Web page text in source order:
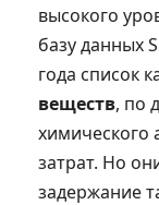
высокого
базу данных
года список
веществ, по
химического
затрат. Но
задержание